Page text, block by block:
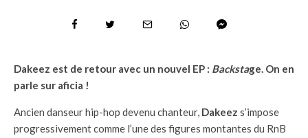
Dakeez est de retour avec un nouvel EP : Backstage. On en
parle sur aficia !
Ancien danseur hip-hop devenu chanteur, Dakeez s’impose
progressivement comme l’une des figures montantes du RnB